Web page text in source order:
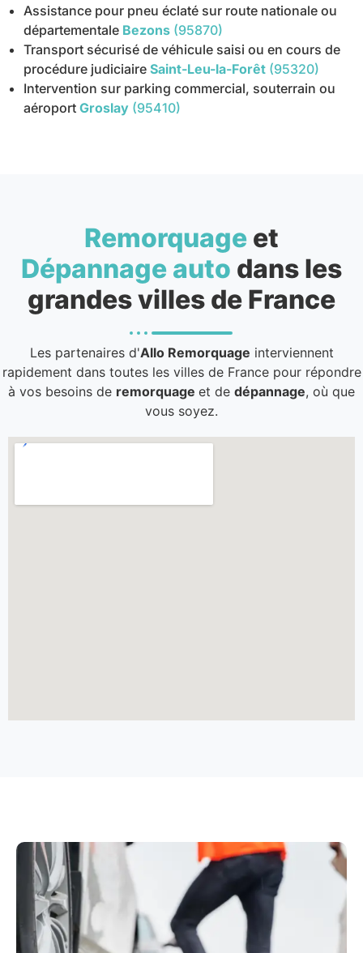
Assistance pour pneu éclaté sur route nationale ou
départementale Bezons (95870)
Transport sécurisé de véhicule saisi ou en cours de
procédure judiciaire Saint-Leu-la-Forêt (95320)
Intervention sur parking commercial, souterrain ou
aéroport Groslay (95410)
Remorquage et
Dépannage auto dans les
grandes villes de France
Les partenaires d'Allo Remorquage interviennent
rapidement dans toutes les villes de France pour répondre
à vos besoins de remorquage et de dépannage, où que
vous soyez.